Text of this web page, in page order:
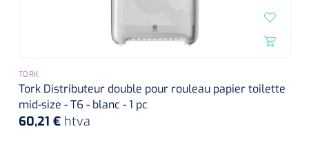
TORK
Tork Distributeur double pour rouleau papier toilette
mid-size - T6 - blanc - 1 pc
60,21 € htva